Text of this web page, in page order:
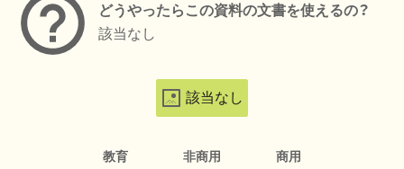
どうやったらこの資料の文書を使えるの？
該当なし
該当なし
教育 非商用 商用